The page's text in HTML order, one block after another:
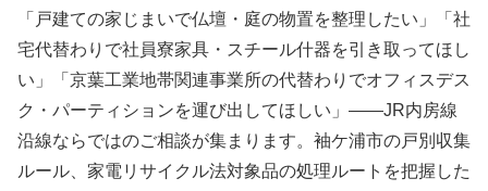
「戸建ての家じまいで仏壇・庭の物置を整理したい」「社
宅代替わりで社員寮家具・スチール什器を引き取ってほし
い」「京葉工業地帯関連事業所の代替わりでオフィスデス
ク・パーティションを運び出してほしい」――JR内房線
沿線ならではのご相談が集まります。袖ケ浦市の戸別収集
ルール、家電リサイクル法対象品の処理ルートを把握した